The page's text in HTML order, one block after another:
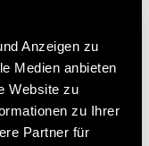
Anzeigen zu
Medien anbieten
Website zu
zu Ihrer
Partner für
aus
the Clock